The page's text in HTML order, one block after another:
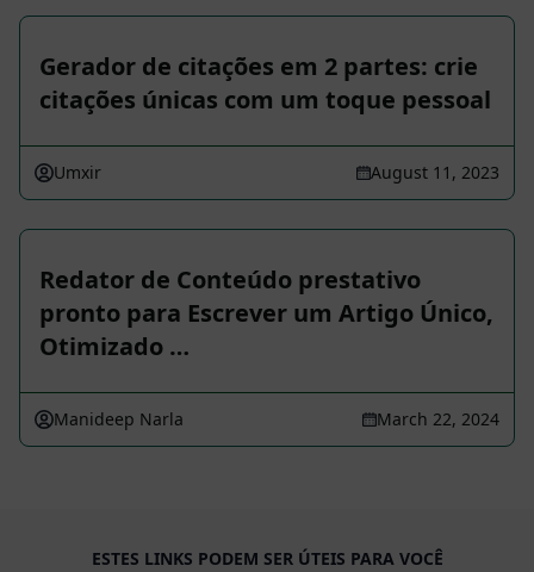
Gerador de citações em 2 partes: crie
citações únicas com um toque pessoal
Umxir August 11, 2023
Redator de Conteúdo prestativo
pronto para Escrever um Artigo Único,
Otimizado …
Manideep Narla March 22, 2024
ESTES LINKS PODEM SER ÚTEIS PARA VOCÊ